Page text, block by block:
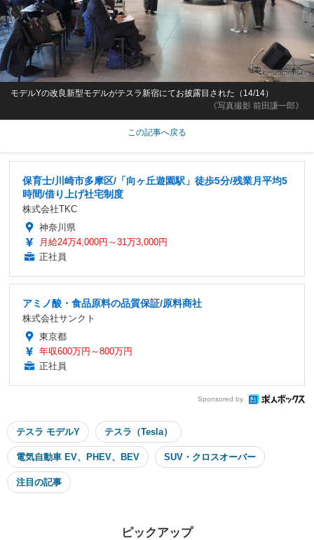
《写真撮影 前田謙一郎》
モデルYの改良新型モデルがテスラ新宿にてお披露目された（14/14）
この記事へ戻る
保育士/川崎市多摩区/「向ヶ丘遊園駅」徒歩5分/残業月平均5
時間/借り上げ社宅制度
株式会社TKC
神奈川県
月給24万4,000円～31万3,000円
正社員
アミノ酸・食品原料の品質保証/原料商社
株式会社サンクト
東京都
年収600万円～800万円
正社員
Sponsored by
テスラ モデルY テスラ（Tesla）
電気自動車 EV、PHEV、BEV SUV・クロスオーバー
注目の記事
ピックアップ